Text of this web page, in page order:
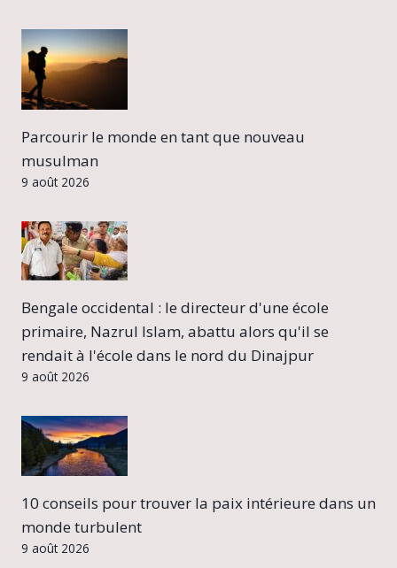
Parcourir le monde en tant que nouveau
musulman
9 août 2026
Bengale occidental : le directeur d'une école
primaire, Nazrul Islam, abattu alors qu'il se
rendait à l'école dans le nord du Dinajpur
9 août 2026
10 conseils pour trouver la paix intérieure dans un
monde turbulent
9 août 2026